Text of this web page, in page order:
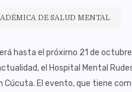
DE SALUD MENTAL
hasta el próximo 21 de
el Hospital Mental
El evento, que tiene